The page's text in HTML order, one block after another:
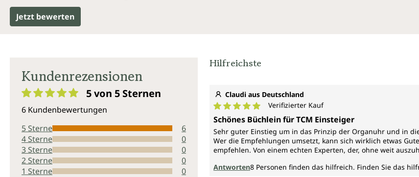
-Kurze Einführung in die Traditionelle Chinesische
Organe
-Vorbeugen und Behandeln – mit natürlichen
Heilmitteln und Methoden
-Tabellarische Übersichtstafel mit Zeiten und
Funktionen der jeweiligen Organe
Li Wu, geboren 1966, ist Doktor der Traditionellen
Chinesischen Medizin (TCM). In Deutschland ist er
Jetzt bewerten
Kundenrezensionen
5 von 5 Sternen
6 Kundenbewertungen
5 Sterne
6
4 Sterne
0
3 Sterne
0
2 Sterne
0
1 Sterne
0
Hilfreichste
Claudi aus Deutschland
Durchschnittliche Bewertung von 5 von 5 Sternen
Verifizierter Kauf
Schönes Büchlein für TCM Einsteiger
Sehr guter Einstieg um in das Prinzip der Organuhr und in
Wer die Empfehlungen umsetzt, kann sich wirklich etwas
empfehlen. Von einem echten Experten, der, ohne weit
Antworten8 Personen finden das hilfreich. Finden Sie das